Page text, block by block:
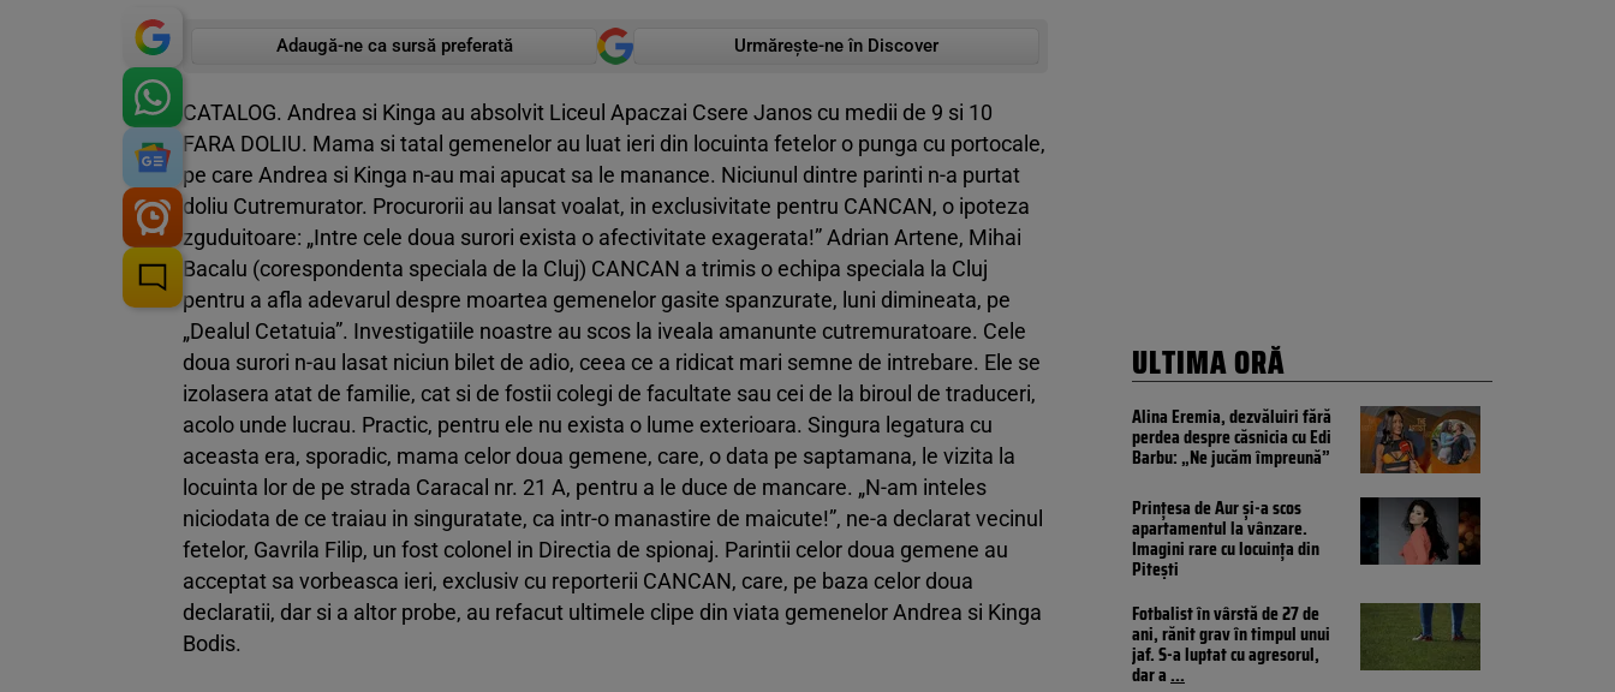
Adaugă-ne ca sursă preferată Urmărește-ne în Discover
CATALOG. Andrea si Kinga au absolvit Liceul Apaczai Csere Janos cu medii de 9 si 10
FARA DOLIU. Mama si tatal gemenelor au luat ieri din locuinta fetelor o punga cu portocale,
pe care Andrea si Kinga n-au mai apucat sa le manance. Niciunul dintre parinti n-a purtat
doliu Cutremurator. Procurorii au lansat voalat, in exclusivitate pentru CANCAN, o ipoteza
zguduitoare: „Intre cele doua surori exista o afectivitate exagerata!” Adrian Artene, Mihai
Bacalu (corespondenta speciala de la Cluj) CANCAN a trimis o echipa speciala la Cluj
pentru a afla adevarul despre moartea gemenelor gasite spanzurate, luni dimineata, pe
„Dealul Cetatuia”. Investigatiile noastre au scos la iveala amanunte cutremuratoare. Cele
doua surori n-au lasat niciun bilet de adio, ceea ce a ridicat mari semne de intrebare. Ele se
izolasera atat de familie, cat si de fostii colegi de facultate sau cei de la biroul de traduceri,
acolo unde lucrau. Practic, pentru ele nu exista o lume exterioara. Singura legatura cu
aceasta era, sporadic, mama celor doua gemene, care, o data pe saptamana, le vizita la
locuinta lor de pe strada Caracal nr. 21 A, pentru a le duce de mancare. „N-am inteles
niciodata de ce traiau in singuratate, ca intr-o manastire de maicute!”, ne-a declarat vecinul
fetelor, Gavrila Filip, un fost colonel in Directia de spionaj. Parintii celor doua gemene au
acceptat sa vorbeasca ieri, exclusiv cu reporterii CANCAN, care, pe baza celor doua
declaratii, dar si a altor probe, au refacut ultimele clipe din viata gemenelor Andrea si Kinga
Bodis.
ULTIMA ORĂ
Alina Eremia, dezvăluiri fără
perdea despre căsnicia cu Edi
Barbu: „Ne jucăm împreună”
Prințesa de Aur și-a scos
apartamentul la vânzare.
Imagini rare cu locuința din
Pitești
Fotbalist în vârstă de 27 de
ani, rănit grav în timpul unui
jaf. S-a luptat cu agresorul,
dar a...